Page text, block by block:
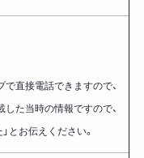
直接電話できますので、
した当時の情報ですので、
とお伝えください。